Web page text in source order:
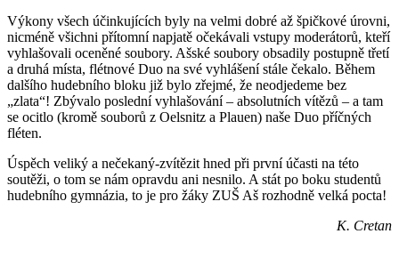
Výkony všech účinkujících byly na velmi dobré až špičkové úrovni,
nicméně všichni přítomní napjatě očekávali vstupy moderátorů, kteří
vyhlašovali oceněné soubory. Ašské soubory obsadily postupně třetí
a druhá místa, flétnové Duo na své vyhlášení stále čekalo. Během
dalšího hudebního bloku již bylo zřejmé, že neodjedeme bez
„zlata“! Zbývalo poslední vyhlašování – absolutních vítězů – a tam
se ocitlo (kromě souborů z Oelsnitz a Plauen) naše Duo příčných
fléten.
Úspěch veliký a nečekaný-zvítězit hned při první účasti na této
soutěži, o tom se nám opravdu ani nesnilo. A stát po boku studentů
hudebního gymnázia, to je pro žáky ZUŠ Aš rozhodně velká pocta!
K. Cretan